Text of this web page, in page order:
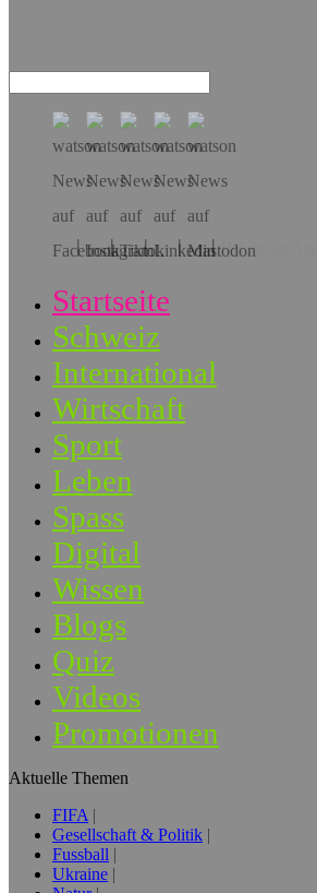
Hol dir die App!
Startseite
Schweiz
International
Wirtschaft
Sport
Leben
Spass
Digital
Wissen
Blogs
Quiz
Videos
Promotionen
Aktuelle Themen
FIFA
Gesellschaft & Politik
Fussball
Ukraine